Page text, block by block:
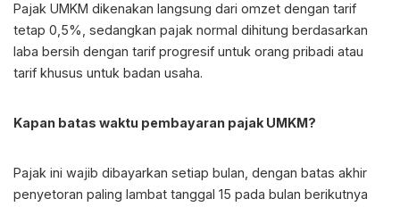
Pajak UMKM dikenakan langsung dari omzet dengan tarif
tetap 0,5%, sedangkan pajak normal dihitung berdasarkan
laba bersih dengan tarif progresif untuk orang pribadi atau
tarif khusus untuk badan usaha.
Kapan batas waktu pembayaran pajak UMKM?
Pajak ini wajib dibayarkan setiap bulan, dengan batas akhir
penyetoran paling lambat tanggal 15 pada bulan berikutnya